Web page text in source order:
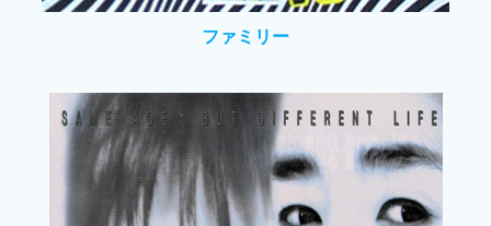
ファミリー